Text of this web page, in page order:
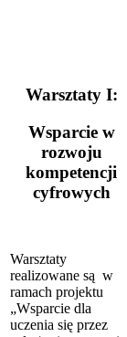
Warsztaty I:
Wsparcie w
rozwoju
kompetencji
cyfrowych
Warsztaty
realizowane są w
ramach projektu
„Wsparcie dla
uczenia się przez